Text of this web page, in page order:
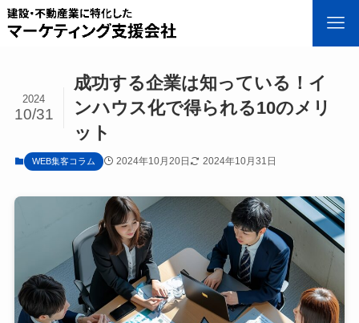
成功する企業は知っている！イ
ンハウス化で得られる10のメリ
ット
2024
10/31
WEB集客コラム 2024年10月20日 2024年10月31日